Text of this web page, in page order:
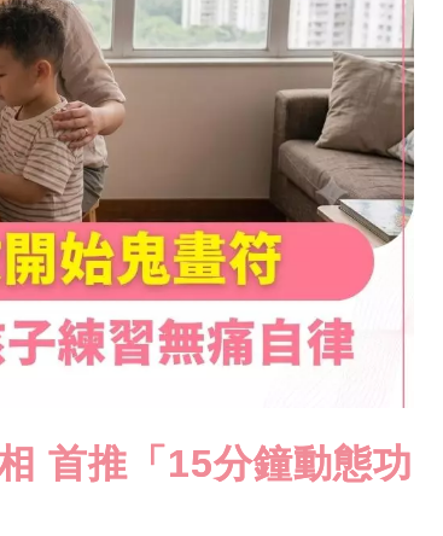
首推「15分鐘動態功